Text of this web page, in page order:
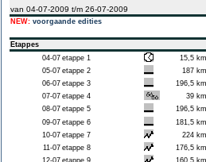
van 04-07-2009 t/m 26-07-2009
NEW: voorgaande edities
Etappes
04-07 etappe 1
15,5 km
05-07 etappe 2
187 km
06-07 etappe 3
196,5 km
07-07 etappe 4
39 km
08-07 etappe 5
196,5 km
09-07 etappe 6
181,5 km
10-07 etappe 7
224 km
11-07 etappe 8
176,5 km